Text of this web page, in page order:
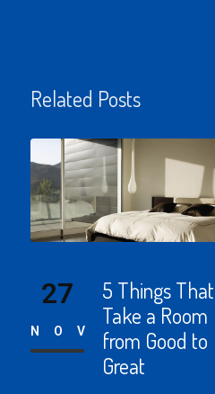
Related Posts
5 Things That
Take a Room
from Good to
Great
27
NOV